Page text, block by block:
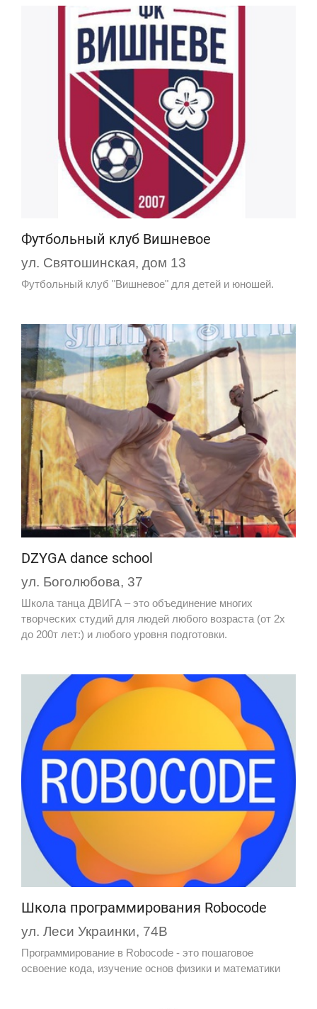
Футбольный клуб Вишневое
ул. Святошинская, дом 13
Футбольный клуб "Вишневое" для детей и юношей.
DZYGA dance school
ул. Боголюбова, 37
Школа танца ДВИГА – это объединение многих
творческих студий для людей любого возраста (от 2х
до 200т лет:) и любого уровня подготовки.
Школа программирования Robocode
ул. Леси Украинки, 74В
Программирование в Robocode - это пошаговое
освоение кода, изучение основ физики и математики